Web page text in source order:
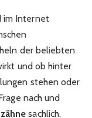
im Internet
der beliebten
und ob hinter
stehen oder
nach und
sachlich,